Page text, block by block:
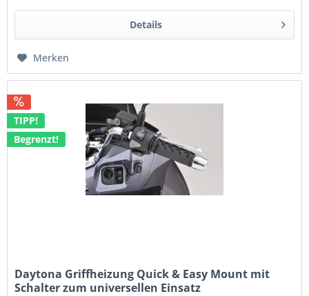
Details
Merken
TIPP!
Begrenzt!
Daytona Griffheizung Quick & Easy Mount mit
Schalter zum universellen Einsatz